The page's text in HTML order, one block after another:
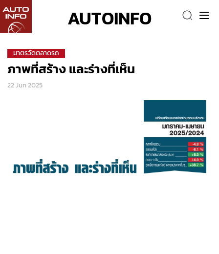
AUTOINFO
มาตรวัดตลาดรถ
ภาพที่สร้าง และร่างที่เห็น
22 Jun 2025